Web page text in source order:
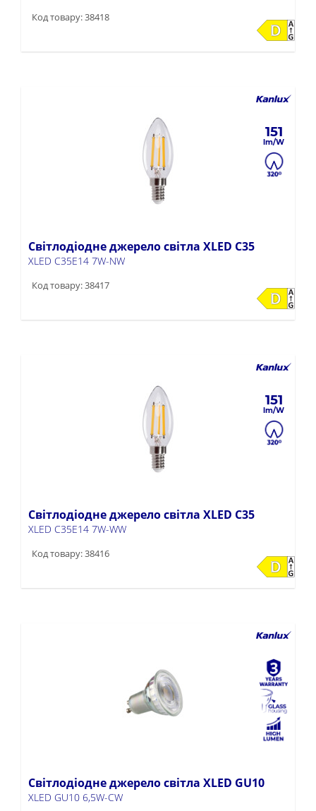
Код товару: 38418
151
Світлодіодне джерело світла XLED C35
XLED C35E14 7W-NW
Код товару: 38417
151
Світлодіодне джерело світла XLED C35
XLED C35E14 7W-WW
Код товару: 38416
Світлодіодне джерело світла XLED GU10
XLED GU10 6,5W-CW